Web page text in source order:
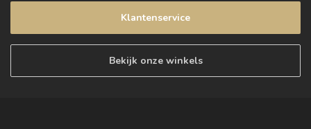
Klantenservice
Bekijk onze winkels